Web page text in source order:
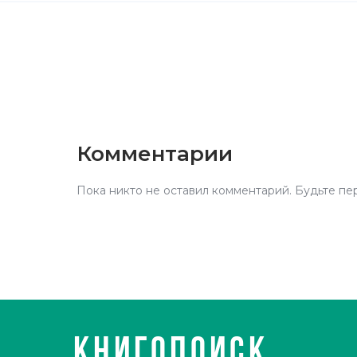
Комментарии
Пока никто не оставил комментарий. Будьте